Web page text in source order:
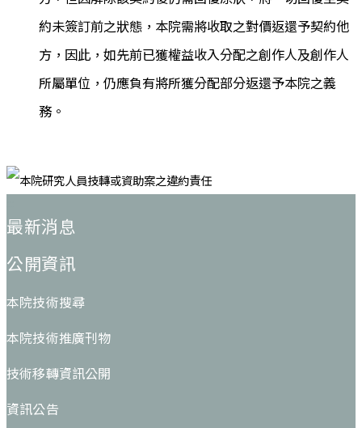
約未簽訂前之狀態，本院需將收取之對價返還予契約他
方，因此，如先前已獲權益收入分配之創作人及創作人
所屬單位，仍應負有將所獲分配部分返還予本院之義
務。
最新消息
公開資訊
本院技術搜尋
本院技術推廣刊物
技術移轉資訊公開
資訊公告